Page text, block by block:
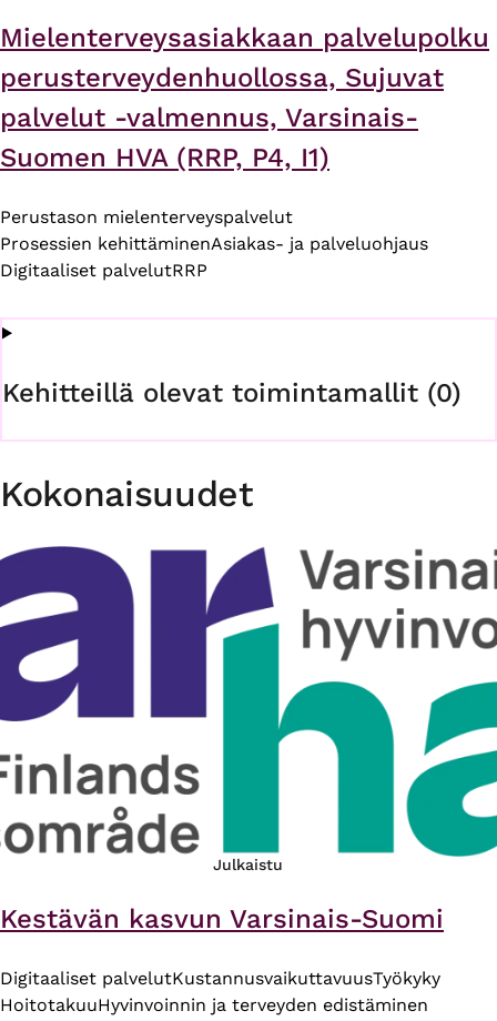
Mielenterveysasiakkaan palvelupolku
perusterveydenhuollossa, Sujuvat
palvelut -valmennus, Varsinais-
Suomen HVA (RRP, P4, I1)
Perustason mielenterveyspalvelut
Prosessien kehittäminenAsiakas- ja palveluohjaus
Digitaaliset palvelutRRP
Kehitteillä olevat toimintamallit (0)
Kokonaisuudet
Julkaistu
Kestävän kasvun Varsinais-Suomi
Digitaaliset palvelutKustannusvaikuttavuusTyökyky
HoitotakuuHyvinvoinnin ja terveyden edistäminen